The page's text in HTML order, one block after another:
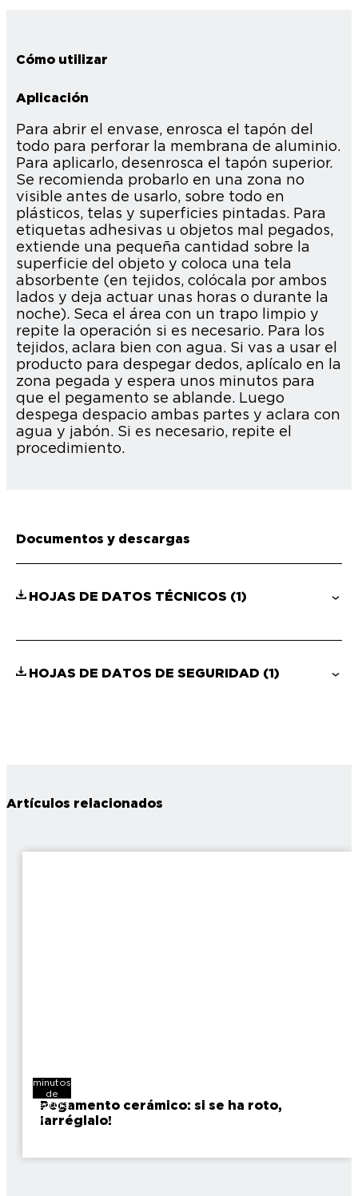
Cómo utilizar
Aplicación
Para abrir el envase, enrosca el tapón del
todo para perforar la membrana de aluminio.
Para aplicarlo, desenrosca el tapón superior.
Se recomienda probarlo en una zona no
visible antes de usarlo, sobre todo en
plásticos, telas y superficies pintadas. Para
etiquetas adhesivas u objetos mal pegados,
extiende una pequeña cantidad sobre la
superficie del objeto y coloca una tela
absorbente (en tejidos, colócala por ambos
lados y deja actuar unas horas o durante la
noche). Seca el área con un trapo limpio y
repite la operación si es necesario. Para los
tejidos, aclara bien con agua. Si vas a usar el
producto para despegar dedos, aplícalo en la
zona pegada y espera unos minutos para
que el pegamento se ablande. Luego
despega despacio ambas partes y aclara con
agua y jabón. Si es necesario, repite el
procedimiento.
Documentos y descargas
HOJAS DE DATOS TÉCNICOS (1)
HOJAS DE DATOS DE SEGURIDAD (1)
Artículos relacionados
minutos
de
lectura
Pegamento cerámico: si se ha roto,
¡arréglalo!